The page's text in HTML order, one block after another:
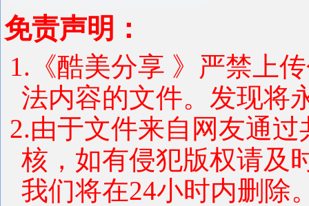
免责声明：
1.《酷美分享 》严禁上
法内容的文件。发现将
2.由于文件来自网友通
核，如有侵犯版权请及
我们将在24小时内删除